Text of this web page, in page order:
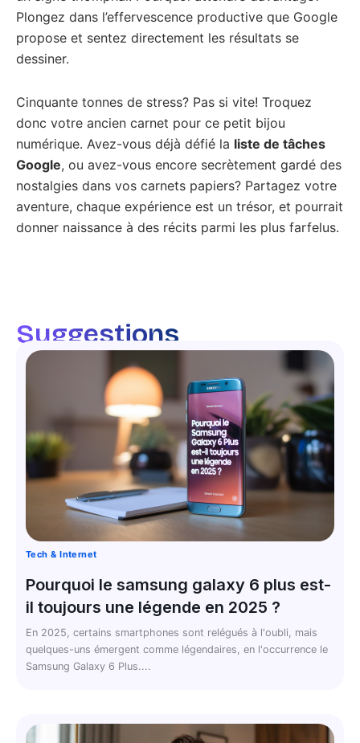
Plongez dans l’effervescence productive que Google
propose et sentez directement les résultats se
dessiner.
Cinquante tonnes de stress? Pas si vite! Troquez
donc votre ancien carnet pour ce petit bijou
numérique. Avez-vous déjà défié la liste de tâches
Google, ou avez-vous encore secrètement gardé des
nostalgies dans vos carnets papiers? Partagez votre
aventure, chaque expérience est un trésor, et pourrait
donner naissance à des récits parmi les plus farfelus.
Suggestions
Tech & Internet
Pourquoi le samsung galaxy 6 plus est-
il toujours une légende en 2025 ?
En 2025, certains smartphones sont relégués à l'oubli, mais
quelques-uns émergent comme légendaires, en l'occurrence le
Samsung Galaxy 6 Plus....